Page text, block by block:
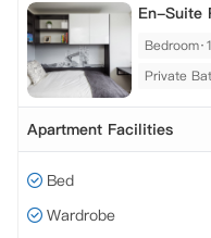
En-Suite
Bedroom·1
Private
Apartment Facilities
Bed
Wardrobe